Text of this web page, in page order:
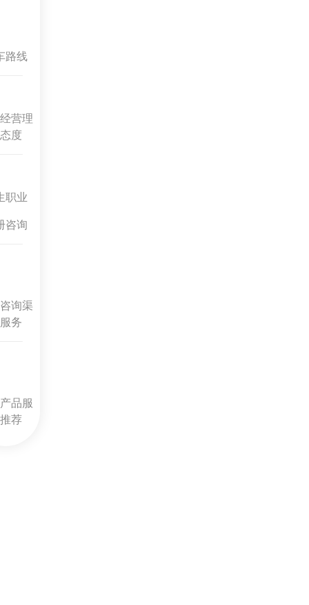
路线
营理
度
职业
咨询
询渠
务
品服
荐